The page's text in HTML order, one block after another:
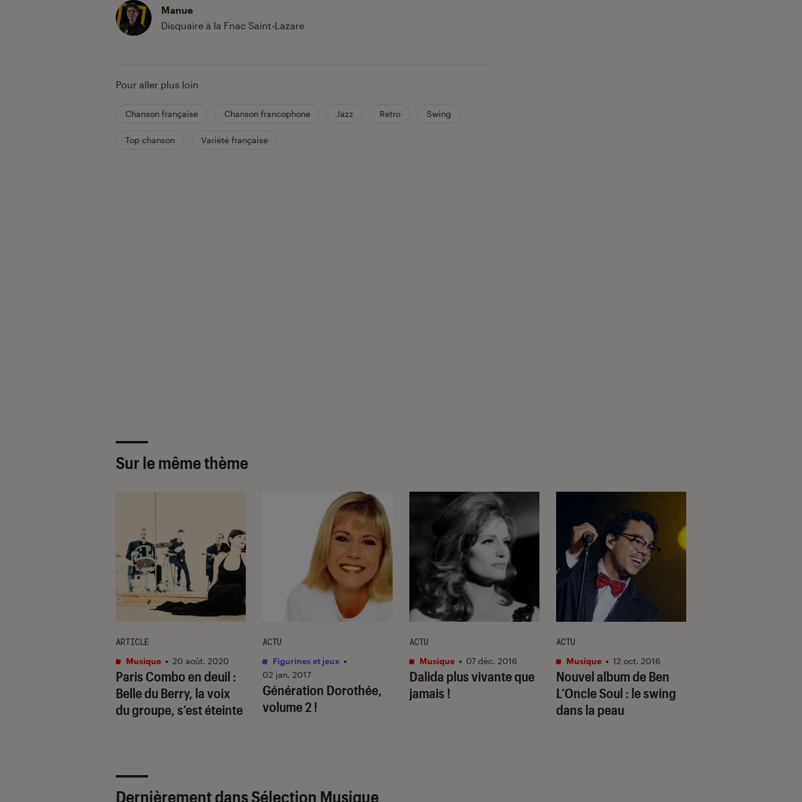
Manue
Disquaire à la Fnac Saint-Lazare
Pour aller plus loin
Chanson française Chanson francophone Jazz Retro Swing
Top chanson Variété française
Sur le même thème
Paris Combo en deuil :
Belle du Berry, la voix
du groupe, s’est éteinte
ARTICLE
Musique • 20 août. 2020
Génération Dorothée,
volume 2 !
ACTU
Figurines et jeux •
02 jan. 2017
Dalida plus vivante que
jamais !
ACTU
Musique • 07 déc. 2016
Nouvel album de Ben
L’Oncle Soul : le swing
dans la peau
ACTU
Musique • 12 oct. 2016
Dernièrement dans Sélection Musique